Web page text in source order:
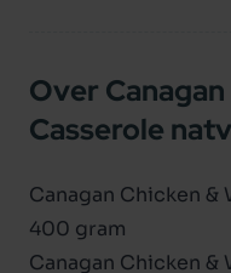
Over
Casserole
Canagan Chicken
400 gram
Canagan Chicken